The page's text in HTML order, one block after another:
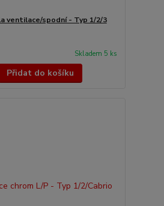
ventilace/spodní - Typ 1/2/3
Skladem 5 ks
Přidat do košíku